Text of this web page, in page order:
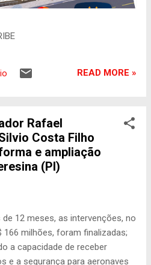
READ MORE »
Rafael
Costa Filho
e ampliação
(PI)
de 12 meses, as intervenções, no
166 milhões, foram finalizadas;
a capacidade de receber
e a segurança para aeronaves